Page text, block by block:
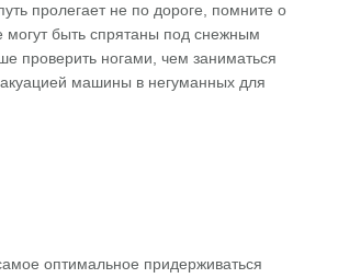
пролегает не по дороге, помните о
могут быть спрятаны под снежным
проверить ногами, чем заниматься
машины в негуманных для
оптимальное придерживаться